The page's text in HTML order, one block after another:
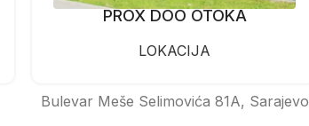
PROX DOO OTOKA
LOKACIJA
Bulevar Meše Selimovića 81A, Sarajevo